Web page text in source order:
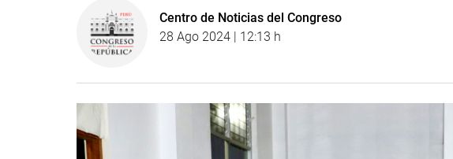
Centro de Noticias del Congreso
28 Ago 2024 | 12:13 h